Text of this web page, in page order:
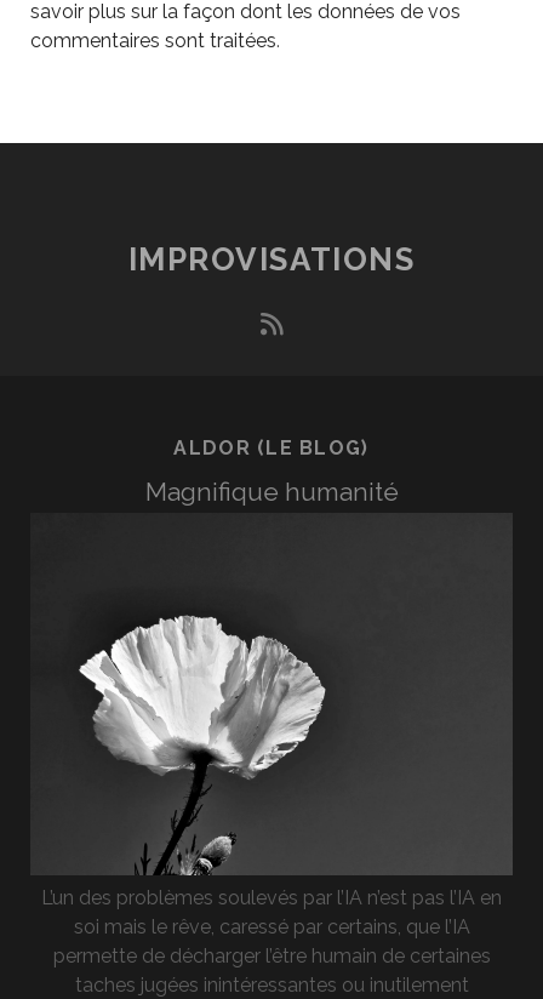
savoir plus sur la façon dont les données de vos
commentaires sont traitées.
IMPROVISATIONS
rss
ALDOR (LE BLOG)
Magnifique humanité
L’un des problèmes soulevés par l’IA n’est pas l’IA en
soi mais le rêve, caressé par certains, que l’IA
permette de décharger l’être humain de certaines
taches jugées inintéressantes ou inutilement